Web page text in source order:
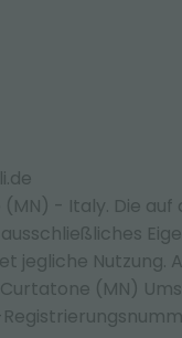
- Italy. Die auf
jegliche Nutzung.
(MN)